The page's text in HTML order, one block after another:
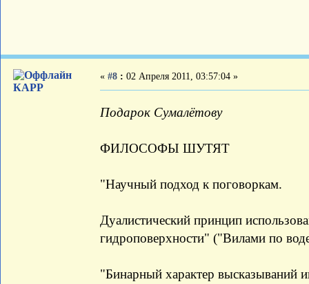
КАРР
« #8 : 02 Апреля 2011, 03:57:04 »
Подарок Сумалётову
ФИЛОСОФЫ ШУТЯТ
"Научный подход к поговоркам.
Дуалистический принцип
гидроповерхности" ("Вилами по
"Бинарный характер высказываний